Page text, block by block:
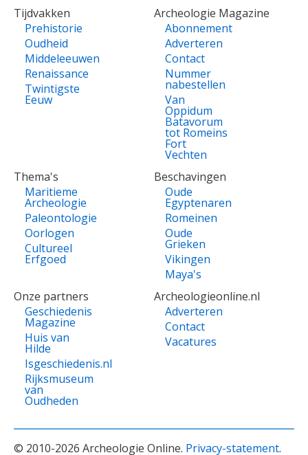
Tijdvakken
Prehistorie
Oudheid
Middeleeuwen
Renaissance
Twintigste
Eeuw
Archeologie Magazine
Abonnement
Adverteren
Contact
Nummer
nabestellen
Van
Oppidum
Batavorum
tot Romeins
Fort
Vechten
Thema's
Maritieme
Archeologie
Paleontologie
Oorlogen
Cultureel
Erfgoed
Beschavingen
Oude
Egyptenaren
Romeinen
Oude
Grieken
Vikingen
Maya's
Onze partners
Geschiedenis
Magazine
Huis van
Hilde
Isgeschiedenis.nl
Rijksmuseum
van
Oudheden
Archeologieonline.nl
Adverteren
Contact
Vacatures
© 2010-2026 Archeologie Online. Privacy-statement.